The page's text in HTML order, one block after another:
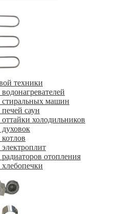
техники
машин
саун
холодильников
отопления